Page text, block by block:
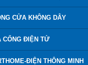
CỬA KHÔNG DÂY
CỔNG ĐIỆN TỬ
ĐIỆN THÔNG MINH